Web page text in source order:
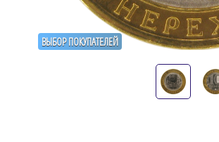
ВЫБОР ПОКУПАТЕЛЕЙ